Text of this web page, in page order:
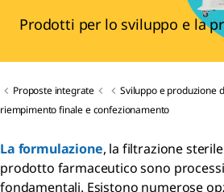
Prodotti per lo sviluppo e la
Proposte integrate Sviluppo e produzione
riempimento finale e confezionamento
La formulazione, la filtrazione
prodotto farmaceutico sono
fondamentali. Esistono numerose